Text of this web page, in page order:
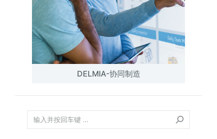
DELMIA-协同制造